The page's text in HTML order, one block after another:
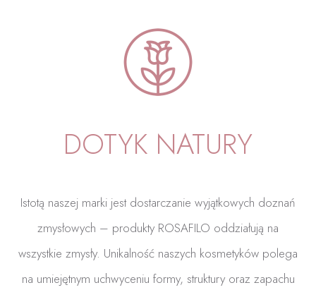
DOTYK NATURY
Istotą naszej marki jest dostarczanie wyjątkowych doznań
zmysłowych – produkty ROSAFILO oddziałują na
wszystkie zmysły. Unikalność naszych kosmetyków polega
na umiejętnym uchwyceniu formy, struktury oraz zapachu